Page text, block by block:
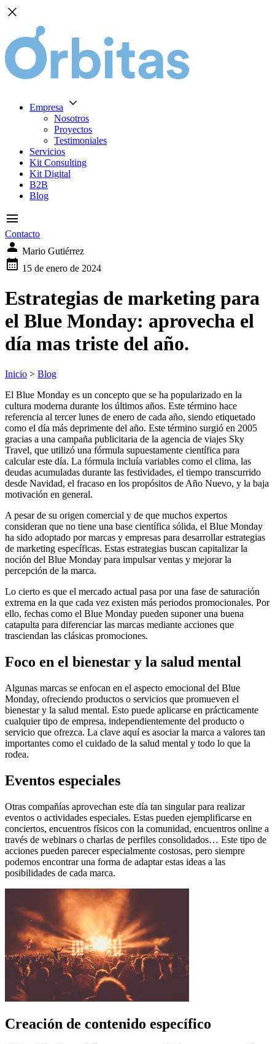
close
Empresa expand_more
Nosotros
Proyectos
Testimoniales
Servicios
Kit Consulting
Kit Digital
B2B
Blog
menu
Contacto
person Mario Gutiérrez
calendar_month 15 de enero de 2024
Estrategias de marketing para
el Blue Monday: aprovecha el
día mas triste del año.
Inicio > Blog
El Blue Monday es un concepto que se ha popularizado en la
cultura moderna durante los últimos años. Este término hace
referencia al tercer lunes de enero de cada año, siendo etiquetado
como el día más deprimente del año. Este término surgió en 2005
gracias a una campaña publicitaria de la agencia de viajes Sky
Travel, que utilizó una fórmula supuestamente científica para
calcular este día. La fórmula incluía variables como el clima, las
deudas acumuladas durante las festividades, el tiempo transcurrido
desde Navidad, el fracaso en los propósitos de Año Nuevo, y la baja
motivación en general.
A pesar de su origen comercial y de que muchos expertos
consideran que no tiene una base científica sólida, el Blue Monday
ha sido adoptado por marcas y empresas para desarrollar estrategias
de marketing específicas. Estas estrategias buscan capitalizar la
noción del Blue Monday para impulsar ventas y mejorar la
percepción de la marca.
Lo cierto es que el mercado actual pasa por una fase de saturación
extrema en la que cada vez existen más periodos promocionales. Por
ello, fechas como el Blue Monday pueden suponer una buena
catapulta para diferenciar las marcas mediante acciones que
trasciendan las clásicas promociones.
Foco en el bienestar y la salud mental
Algunas marcas se enfocan en el aspecto emocional del Blue
Monday, ofreciendo productos o servicios que promueven el
bienestar y la salud mental. Esto puede aplicarse en prácticamente
cualquier tipo de empresa, independientemente del producto o
servicio que ofrezca. La clave aquí es asociar la marca a valores tan
importantes como el cuidado de la salud mental y todo lo que la
rodea.
Eventos especiales
Otras compañías aprovechan este día tan singular para realizar
eventos o actividades especiales. Estas pueden ejemplificarse en
conciertos, encuentros físicos con la comunidad, encuentros online a
través de webinars o charlas de perfiles consolidados… Este tipo de
acciones pueden parecer especialmente costosas, pero siempre
podemos encontrar una forma de adaptar estas ideas a las
posibilidades de cada marca.
Creación de contenido específico